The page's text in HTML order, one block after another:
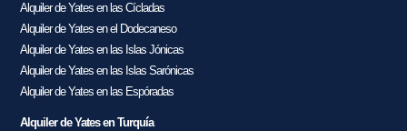
Alquiler de Yates en las Cícladas
Alquiler de Yates en el Dodecaneso
Alquiler de Yates en las Islas Jónicas
Alquiler de Yates en las Islas Sarónicas
Alquiler de Yates en las Espóradas
Alquiler de Yates en Turquía